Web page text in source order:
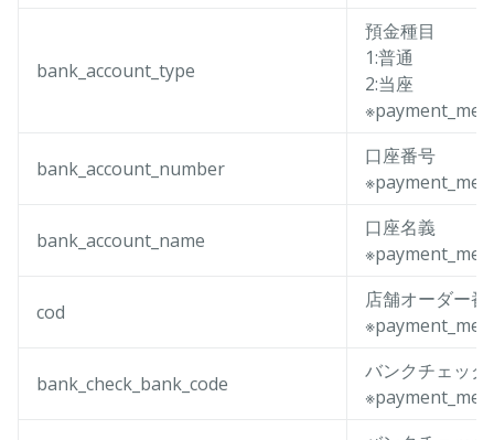
bank_account_type
預金種目
1:普通
2:当座
bank_account_number
口座番号
bank_account_name
口座名義
cod
店舗オーダー番
bank_check_bank_code
バンクチェッ